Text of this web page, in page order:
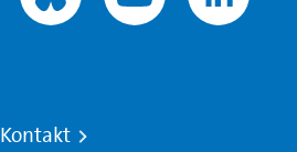
Kontakt